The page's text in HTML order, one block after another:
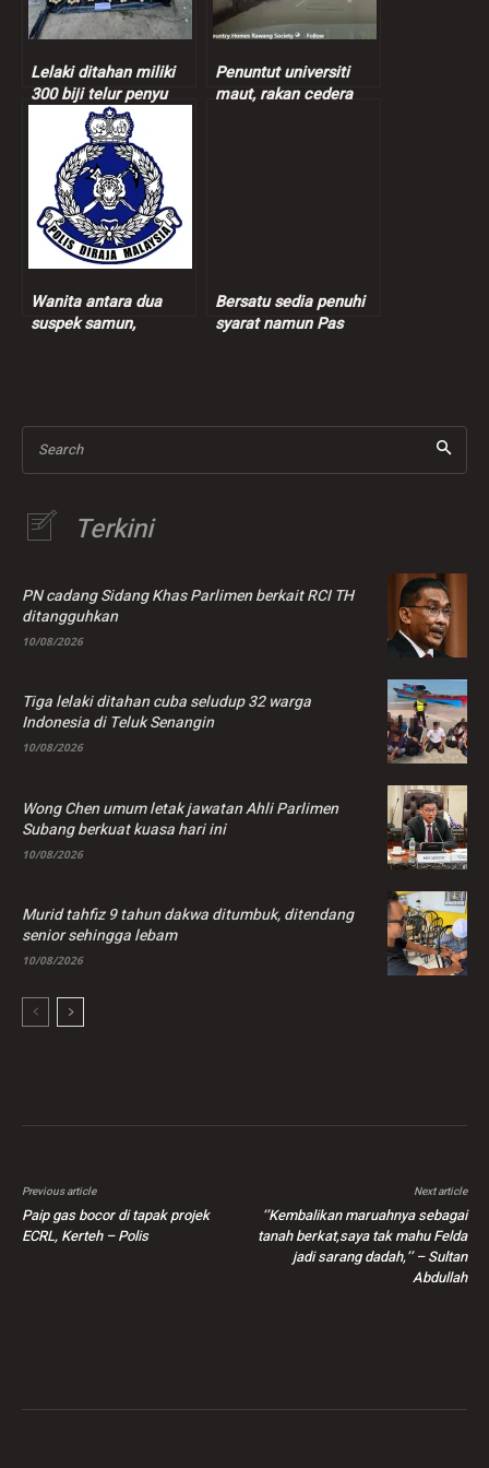
Lelaki ditahan miliki
300 biji telur penyu
Penuntut universiti
maut, rakan cedera
Wanita antara dua
suspek samun,
Bersatu sedia penuhi
syarat namun Pas
Search
Terkini
PN cadang Sidang Khas Parlimen berkait RCI TH
ditangguhkan
10/08/2026
Tiga lelaki ditahan cuba seludup 32 warga
Indonesia di Teluk Senangin
10/08/2026
Wong Chen umum letak jawatan Ahli Parlimen
Subang berkuat kuasa hari ini
10/08/2026
Murid tahfiz 9 tahun dakwa ditumbuk, ditendang
senior sehingga lebam
10/08/2026
Previous article
Paip gas bocor di tapak projek
ECRL, Kerteh – Polis
Next article
‘’Kembalikan maruahnya sebagai
tanah berkat,saya tak mahu Felda
jadi sarang dadah,’’ – Sultan
Abdullah